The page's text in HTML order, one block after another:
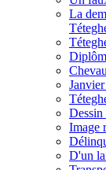
La
Image
D'un